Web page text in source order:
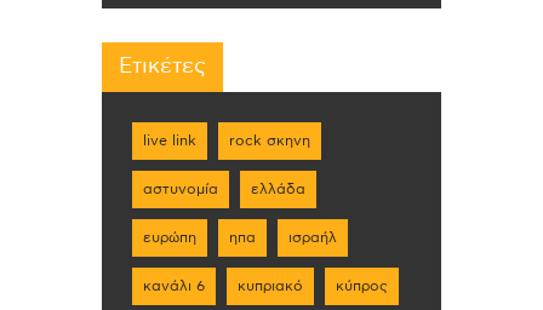
Ετικέτες
live link rock σκηνη
αστυνομία ελλάδα
ευρώπη ηπα ισραήλ
κανάλι 6 κυπριακό κύπρος